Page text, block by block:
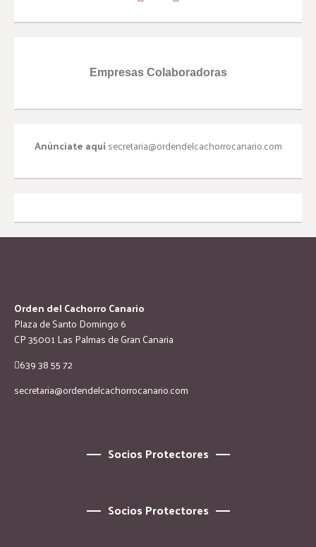
Empresas Colaboradoras
Anúnciate aquísecretaria@ordendelcachorrocanario.com
Orden del Cachorro Canario
Plaza de Santo Domingo 6
CP 35001 Las Palmas de Gran Canaria
639 38 55 72
secretaria@ordendelcachorrocanario.com
Socios Protectores
Socios Protectores